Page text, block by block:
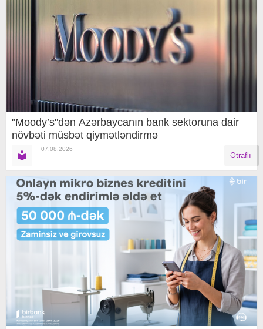
"Moody’s"dən Azərbaycanın bank sektoruna dair
növbəti müsbət qiymətləndirmə
07.08.2026
Ətraflı